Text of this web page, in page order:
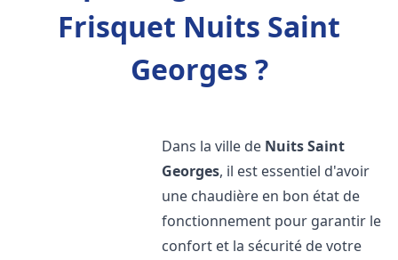
Frisquet Nuits Saint
Georges ?
Dans la ville de Nuits Saint
Georges, il est essentiel d'avoir
une chaudière en bon état de
fonctionnement pour garantir le
confort et la sécurité de votre